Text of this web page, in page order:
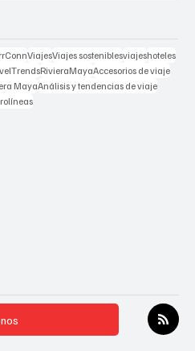
ViajesViajes sosteniblesviajeshoteles
RivieraMayaAccesorios de viaje
MayaAnálisis y tendencias de viaje